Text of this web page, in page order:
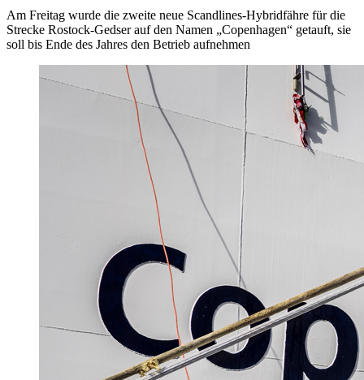
Am Freitag wurde die zweite neue Scandlines-Hybridfähre für die
Strecke Rostock-Gedser auf den Namen „Copenhagen“ getauft, sie
soll bis Ende des Jahres den Betrieb aufnehmen